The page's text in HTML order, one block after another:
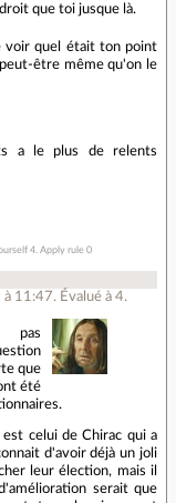
que toi jusque là.
voir quel était ton point
être même qu'on le
a le plus de relents
4. Apply rule 0
à 11:47. Évalué à4.
pas
que
été
est celui de Chirac qui a
d'avoir déjà un joli
leur élection, mais il
serait que